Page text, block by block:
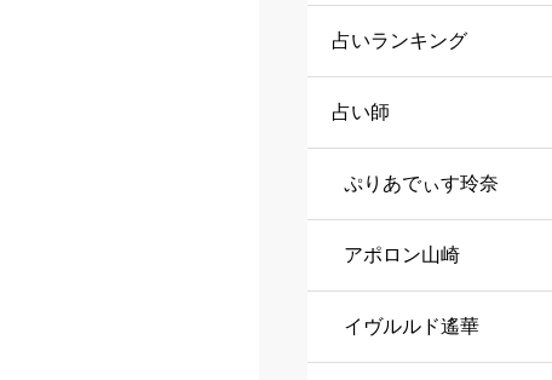
占いランキング
占い師
ぷりあでぃす玲奈
アポロン山崎
イヴルルド遙華